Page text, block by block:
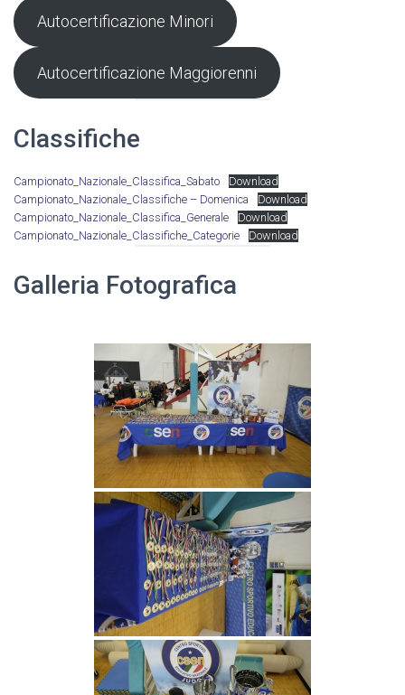
Autocertificazione Minori
Autocertificazione Maggiorenni
Classifiche
Campionato_Nazionale_Classifica_Sabato
Download
Campionato_Nazionale_Classifiche – Domenica
Download
Campionato_Nazionale_Classifica_Generale
Download
Campionato_Nazionale_Classifiche_Categorie
Download
Galleria Fotografica